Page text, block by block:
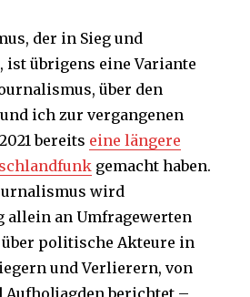
der in Sieg und
ist übrigens eine Variante
über den
ich zur vergangenen
bereits eine längere
gemacht haben.
wird
allein an Umfragewerten
politische Akteure in
und Verlierern, von
Aufholjagden berichtet –